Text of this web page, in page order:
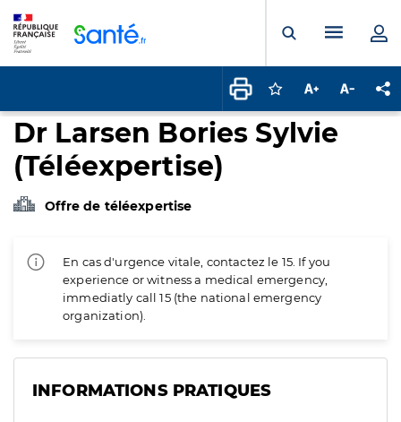
Ouvrir laMenu
Connectez-vous
Augmenter la
Dr Larsen Bories Sylvie
(Téléexpertise)
Offre de téléexpertise
En cas d'urgence vitale, contactez le 15. If you
experience or witness a medical emergency,
immediatly call 15 (the national emergency
organization).
INFORMATIONS PRATIQUES